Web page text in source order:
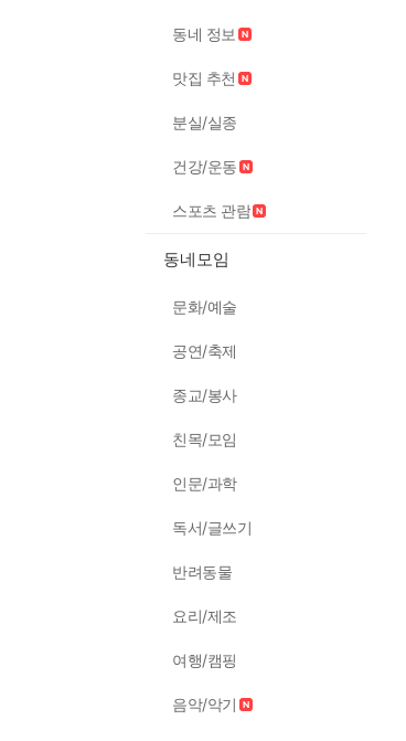
동네 정보
맛집 추천
분실/실종
건강/운동
스포츠 관람
동네모임
문화/예술
공연/축제
종교/봉사
친목/모임
인문/과학
독서/글쓰기
반려동물
요리/제조
여행/캠핑
음악/악기